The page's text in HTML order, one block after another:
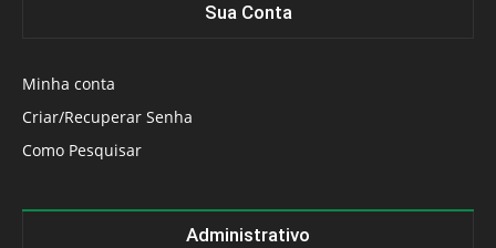
Sua Conta
Minha conta
Criar/Recuperar Senha
Como Pesquisar
Administrativo